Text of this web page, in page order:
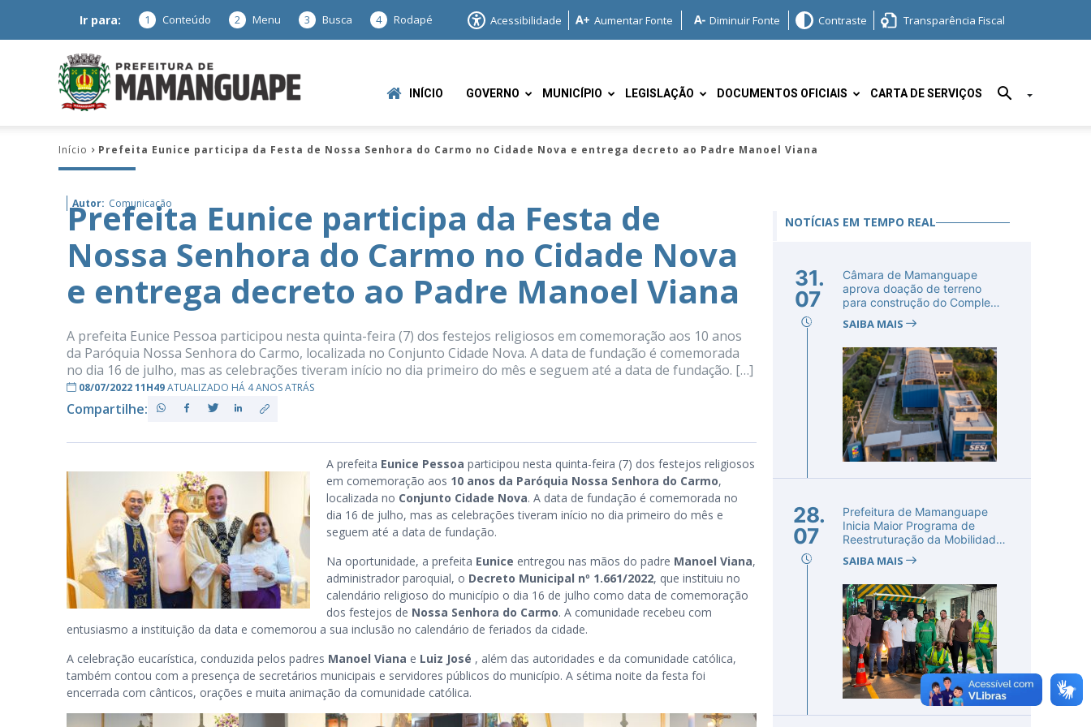
Ir para: 1 Conteúdo 2 Menu 3 Busca 4 Rodapé Acessibilidade Aumentar Fonte Diminuir Fonte Contraste Transparência Fiscal
Mamanguape
–
INÍCIO GOVERNO MUNICÍPIO LEGISLAÇÃO DOCUMENTOS OFICIAIS CARTA DE SERVIÇOS
Início Prefeita Eunice participa da Festa de Nossa Senhora do Carmo no Cidade Nova e entrega decreto ao Padre Manoel Viana
Autor: Comunicação
Prefeita Eunice participa da Festa de
Nossa Senhora do Carmo no Cidade Nova
e entrega decreto ao Padre Manoel Viana
A prefeita Eunice Pessoa participou nesta quinta-feira (7) dos festejos religiosos em comemoração aos 10 anos
da Paróquia Nossa Senhora do Carmo, localizada no Conjunto Cidade Nova. A data de fundação é comemorada
no dia 16 de julho, mas as celebrações tiveram início no dia primeiro do mês e seguem até a data de fundação. […]
08/07/2022 11H49ATUALIZADO HÁ 4 ANOS ATRÁS
Compartilhe:
A prefeita Eunice Pessoa participou nesta quinta-feira (7) dos festejos religiosos
em comemoração aos 10 anos da Paróquia Nossa Senhora do Carmo,
localizada no Conjunto Cidade Nova. A data de fundação é comemorada no
dia 16 de julho, mas as celebrações tiveram início no dia primeiro do mês e
seguem até a data de fundação.
Na oportunidade, a prefeita Eunice entregou nas mãos do padre Manoel Viana,
administrador paroquial, o Decreto Municipal nº 1.661/2022, que instituiu no
calendário religioso do município o dia 16 de julho como data de comemoração
dos festejos de Nossa Senhora do Carmo. A comunidade recebeu com
entusiasmo a instituição da data e comemorou a sua inclusão no calendário de feriados da cidade.
A celebração eucarística, conduzida pelos padres Manoel Viana e Luiz José , além das autoridades e da comunidade católica,
também contou com a presença de secretários municipais e servidores públicos do município. A sétima noite da festa foi
encerrada com cânticos, orações e muita animação da comunidade católica.
NOTÍCIAS EM TEMPO REAL
31.
07
Câmara de Mamanguape
aprova doação de terreno
para construção do Complexo
SAIBA MAIS
28.
07
Prefeitura de Mamanguape
Inicia Maior Programa de
Reestruturação da Mobilidade
SAIBA MAIS